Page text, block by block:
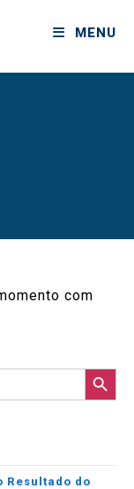
MENU
com
SEARCH BUTTON
Resultado do